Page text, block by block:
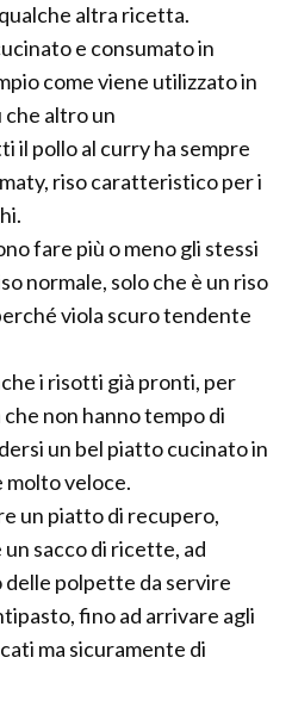
altra ricetta.
e consumato in
come viene utilizzato in
che altro un
il pollo al curry ha sempre
riso caratteristico per i
fare più o meno gli stessi
normale, solo che è un riso
viola scuro tendente
i risotti già pronti, per
non hanno tempo di
un bel piatto cucinato in
molto veloce.
un piatto di recupero,
sacco di ricette, ad
polpette da servire
fino ad arrivare agli
ma sicuramente di